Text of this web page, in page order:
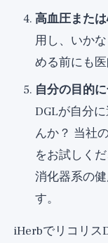
高血圧また
用し、いか
める前にも医
自分の目的
DGLが自分
んか？ 当社
をお試しく
消化器系の
す。
iHerbでリコリス